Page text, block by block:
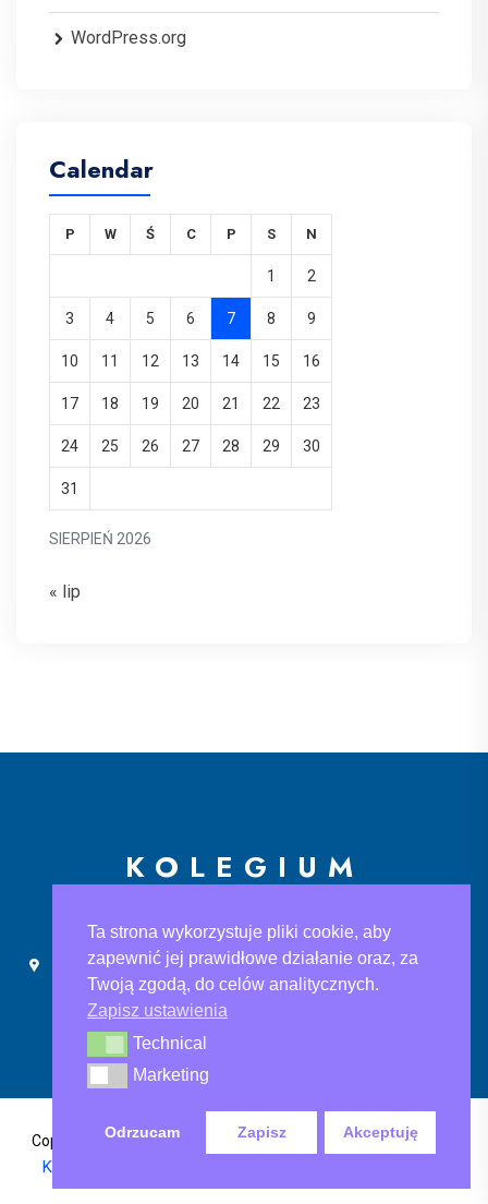
WordPress.org
Calendar
SIERPIEŃ 2026
P W Ś C P S N
1 2
3 4 5 6 7 8 9
10 11 12 13 14 15 16
17 18 19 20 21 22 23
24 25 26 27 28 29 30
31
« lip
KOLEGIUM
Ślusarska 9, 30-710 Kraków
sekretariat@ke.edu.pl
+48 733 883 121
Copyright@2024 Kolegium Europejskie Polityka Prywatności
Klauzula informacyjna
Ta strona wykorzystuje pliki cookie, aby
zapewnić jej prawidłowe działanie oraz, za
Twoją zgodą, do celów analitycznych.
Zapisz ustawienia
TechnicalTechnical
MarketingMarketing
Odrzucam Zapisz Akceptuję